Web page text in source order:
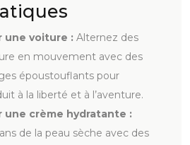
une voiture : Alternez des
en mouvement avec des
époustouflants pour
à la liberté et à l’aventure.
une crème hydratante :
de la peau sèche avec des